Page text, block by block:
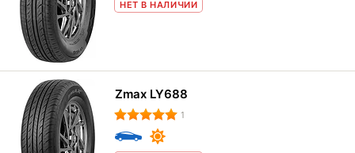
НЕТ В НАЛИЧИИ
Zmax LY688
1